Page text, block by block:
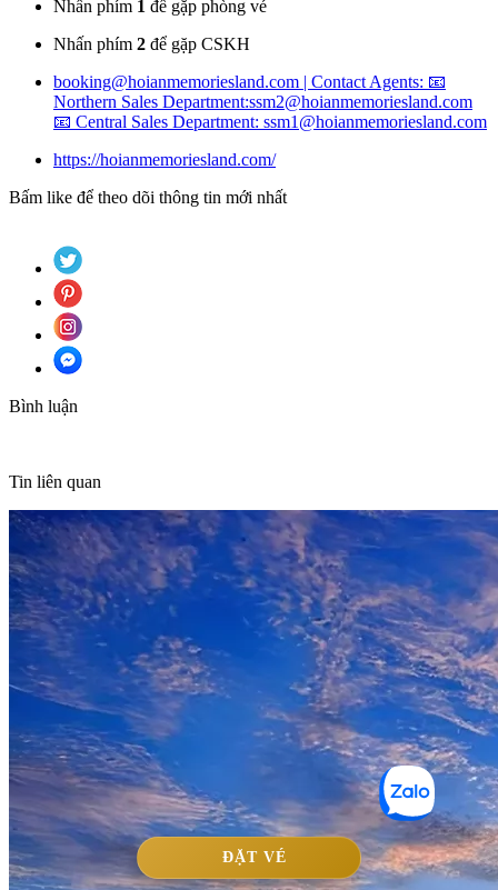
ĐẶT VÉ
Nhấn phím 1 để gặp phòng vé
Nhấn phím 2 để gặp CSKH
booking@hoianmemoriesland.com | Contact Agents: 📧
Northern Sales Department:ssm2@hoianmemoriesland.com
📧 Central Sales Department: ssm1@hoianmemoriesland.com
https://hoianmemoriesland.com/
Bấm like để theo dõi thông tin mới nhất
Bình luận
Tin liên quan